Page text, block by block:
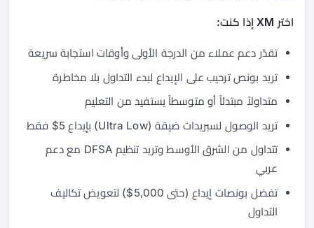
اختر XM إذا كنت:
تقدّر دعم عملاء من الدرجة الأولى وأوقات استجابة سريعة
تريد بونص ترحيب على الإيداع لبدء التداول بلا مخاطرة
متداولاً مبتدئاً أو متوسطاً يستفيد من التعليم
تريد الوصول لسبريدات ضيقة (Ultra Low) بإيداع 5$ فقط
تتداول من الشرق الأوسط وتريد تنظيم DFSA مع دعم
عربي
تفضل بونصات إيداع (حتى 5,000$) لتعويض تكاليف
التداول